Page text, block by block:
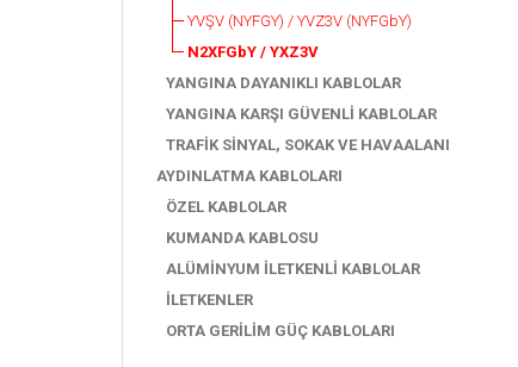
YVŞV (NYFGY) / YVZ3V (NYFGbY)
N2XFGbY / YXZ3V
YANGINA DAYANIKLI KABLOLAR
YANGINA KARŞI GÜVENLİ KABLOLAR
TRAFİK SİNYAL, SOKAK VE HAVAALANI
AYDINLATMA KABLOLARI
ÖZEL KABLOLAR
KUMANDA KABLOSU
ALÜMİNYUM İLETKENLİ KABLOLAR
İLETKENLER
ORTA GERİLİM GÜÇ KABLOLARI